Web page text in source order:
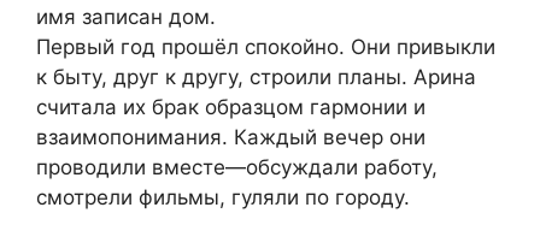
имя записан дом.
Первый год прошёл спокойно. Они привыкли
к быту, друг к другу, строили планы. Арина
считала их брак образцом гармонии и
взаимопонимания. Каждый вечер они
проводили вместе—обсуждали работу,
смотрели фильмы, гуляли по городу.